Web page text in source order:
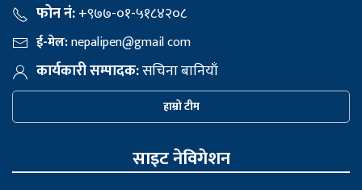
फोन नं:+९७७-०१-५१८४२०८
ई-मेल:nepalipen@gmail com
कार्यकारी सम्पादक:सचिना बानियाँ
हाम्रो टीम
साइट नेविगेशन